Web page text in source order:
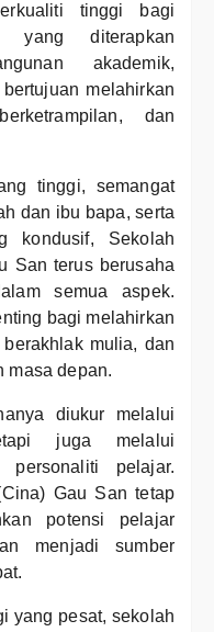
tinggi bagi
yang diterapkan
akademik,
melahirkan
dan
tinggi, semangat
dan ibu bapa, serta
kondusif, Sekolah
San terus berusaha
semua aspek.
bagi melahirkan
mulia, dan
masa depan.
diukur melalui
juga melalui
personaliti pelajar.
Gau San tetap
potensi pelajar
menjadi sumber
yang pesat, sekolah